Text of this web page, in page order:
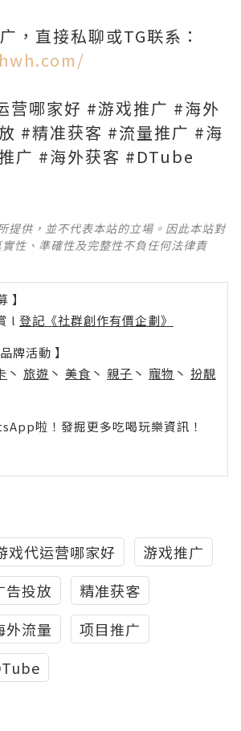
，直接私聊或TG联系：
营哪家好 #游戏推广 #海外
#精准获客 #流量推广 #海
广 #海外获客 #DTube
提供，並不代表本站的立場。因此本站對
性、準確性及完整性不負任何法律責
】
l 登記《社群創作有價企劃》
牌活動 】
丶 旅遊 丶 美食 丶 親子 丶 寵物 丶 扮靚
啦！發掘更多吃喝玩樂資訊！
戏代运营哪家好
游戏推广
告投放
精准获客
外流量
项目推广